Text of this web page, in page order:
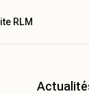
RLM